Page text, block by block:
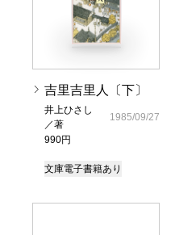
吉里吉里人〔下〕
井上ひさし
／著
990円
1985/09/27
文庫電子書籍あり